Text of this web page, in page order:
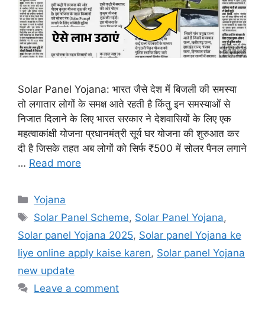
Solar Panel Yojana: भारत जैसे देश में बिजली की समस्या
तो लगातार लोगों के समक्ष आते रहती है किंतु इन समस्याओं से
निजात दिलाने के लिए भारत सरकार ने देशवासियों के लिए एक
महत्वाकांक्षी योजना प्रधानमंत्री सूर्य घर योजना की शुरुआत कर
दी है जिसके तहत अब लोगों को सिर्फ ₹500 में सोलर पैनल लगाने
… Read more
Categories
Yojana
Tags
Solar Panel Scheme, Solar Panel Yojana,
Solar panel Yojana 2025, Solar panel Yojana ke
liye online apply kaise karen, Solar panel Yojana
new update
Leave a comment